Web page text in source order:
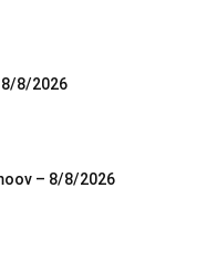
8/8/2026
– 8/8/2026